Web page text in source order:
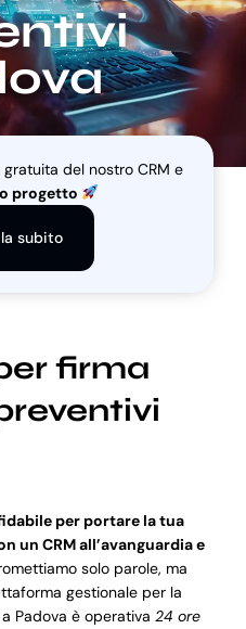
del nostro CRM e
progetto
subito
firma
per portare la tua
un CRM all’avanguardia e
solo parole, ma
gestionale per la
Padova è operativa 24 ore